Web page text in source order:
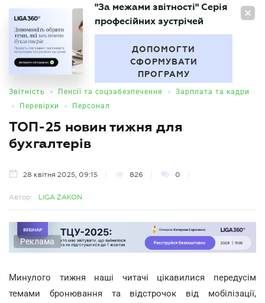
UA
БУХГАЛТЕР
"За межами звітності" Серія
професійних зустрічей
ДОПОМОГТИ
СФОРМУВАТИ
ПРОГРАМУ
Звітність • Пенсії та соцзабезпечення • Зарплата та кадри
• Перевірки • Персонал
ТОП-25 новин тижня для
бухгалтерів
28 квітня 2025, 09:15 826 0
Автор: LIGA ZAKON
Реклама
Минулого тижня наші читачі цікавилися передусім
темами бронювання та відстрочок від мобілізації,